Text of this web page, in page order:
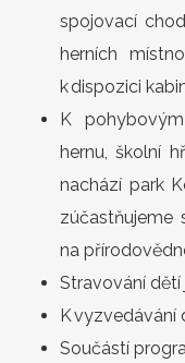
spojovací
herních
k dispozici
K
hernu, školní
nachází park
zúčastňujeme
na
Stravování dětí
K vyzvedávání
Součástí